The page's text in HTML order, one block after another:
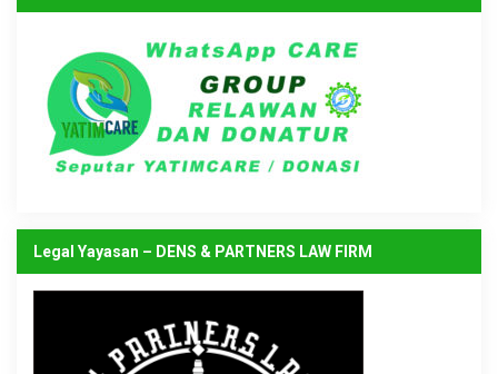
Legal Yayasan – DENS & PARTNERS LAW FIRM